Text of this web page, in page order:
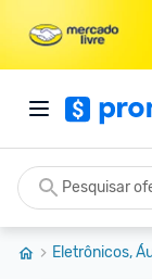
Eletrônicos,